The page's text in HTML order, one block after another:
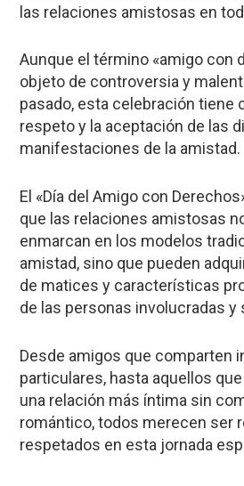
las relaciones amistosas en
Aunque el término «amigo con
objeto de controversia y
pasado, esta celebración tiene
respeto y la aceptación de las
manifestaciones de la amistad.
El «Día del Amigo con
que las relaciones amistosas
enmarcan en los modelos
amistad, sino que pueden
de matices y características
de las personas involucradas
Desde amigos que comparten
particulares, hasta aquellos
una relación más íntima sin
romántico, todos merecen ser
respetados en esta jornada